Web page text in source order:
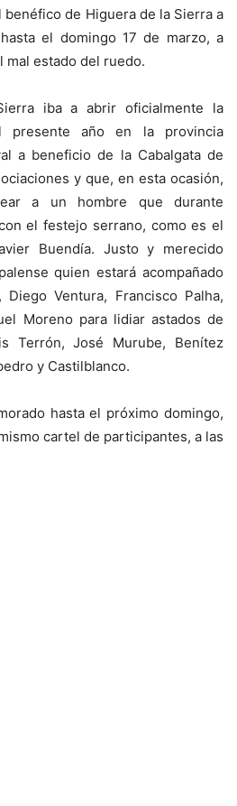
de Higuera de la Sierra a
el domingo 17 de marzo, a
mal estado del ruedo.
iba a abrir oficialmente la
presente año en la provincia
a beneficio de la Cabalgata de
y que, en esta ocasión,
a un hombre que durante
el festejo serrano, como es el
Buendía. Justo y merecido
quien estará acompañado
Ventura, Francisco Palha,
Moreno para lidiar astados de
Terrón, José Murube, Benítez
y Castilblanco.
hasta el próximo domingo,
cartel de participantes, a las